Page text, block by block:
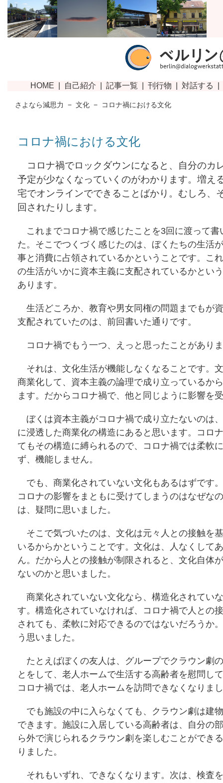
さよなら減思力 − 文化 − コロナ禍における文化
コロナ禍における文化
コロナ禍でロックダウンになると、自分のカ
予定が少なくなっていくのがわかります。増え
宅でオンラインでできることばかり。むしろ、
回されたりします。
これまでコロナ禍で感じたことを3回に渡って書
た。そこでつくづく感じたのは、ぼくたちの生活
事と消費に占領されているかということです。こ
の生活がいかに資本主義に支配されているかとい
あります。
生活どころか、教育や男女同権の問題までもが
支配されていたのは、前回書いた通りです。
コロナ禍でもう一つ、えっと思ったことがあり
それは、文化生活が機能しなくなることです。
商業化して、資本主義の論理で成り立っているか
ます。だからコロナ禍で、他と同じように影響を
ぼくは資本主義がコロナ禍で成り立たないのは
に浸透した商業化の構造にあると思います。コロ
てもその構造に縛られるので、コロナ禍では柔軟
ず、機能しません。
でも、商業化されていない文化もあるはずです
コロナの影響をまともに受けてしまうのはなぜな
は、疑問に思いました。
そこで気づいたのは、文化は元々人との接触を
いるからかということです。文化は、人なくして
ん。だから人との接触が制限されると、文化自体
ないのかと思いました。
商業化されていない文化なら、構造化されてい
す。構造化されていなければ、コロナ禍で人との
されても、柔軟に対応できるのではないだろうか
う思いました。
たとえばぼくの友人は、グループでクラウン劇
とをして、老人ホームで生活する高齢者を慰問し
コロナ禍では、老人ホームを訪問できなくなりま
でも施設の中に入らなくても、クラウン劇は建
できます。施設に入居している高齢者は、自分の
ら外で演じられるクラウン劇を楽しむことができ
りました。
それもいずれ、できなくなります。次は、検査